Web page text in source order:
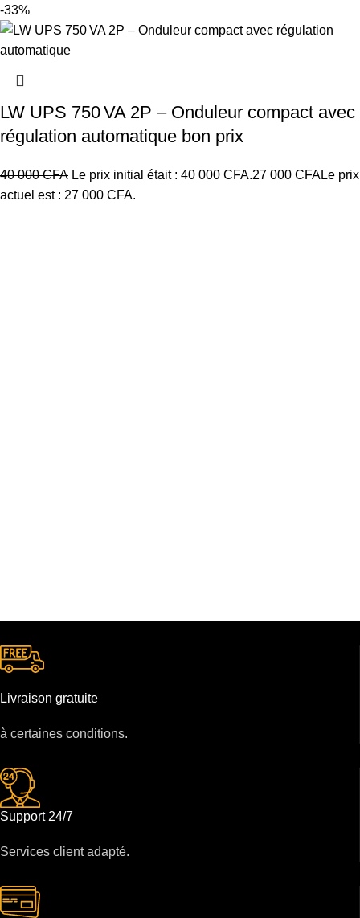
-33%
LW UPS 750 VA 2P – Onduleur compact avec
régulation automatique bon prix
40 000CFA Le prix initial était : 40 000 CFA.27 000 CFALe prix
actuel est : 27 000 CFA.
Livraison gratuite
à certaines conditions.
Support 24/7
Services client adapté.